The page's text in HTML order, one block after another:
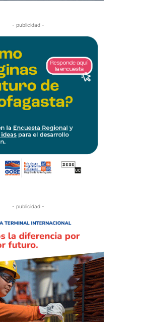
- publicidad -
- publicidad -